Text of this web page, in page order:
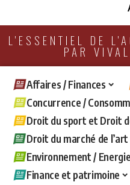
L'ESSENTIEL DE
PAR
Affaires / Finances
Concurrence /
Droit du sport et Droit
Droit du marché de l’art
Environnement / Energie
Finance et patrimoine